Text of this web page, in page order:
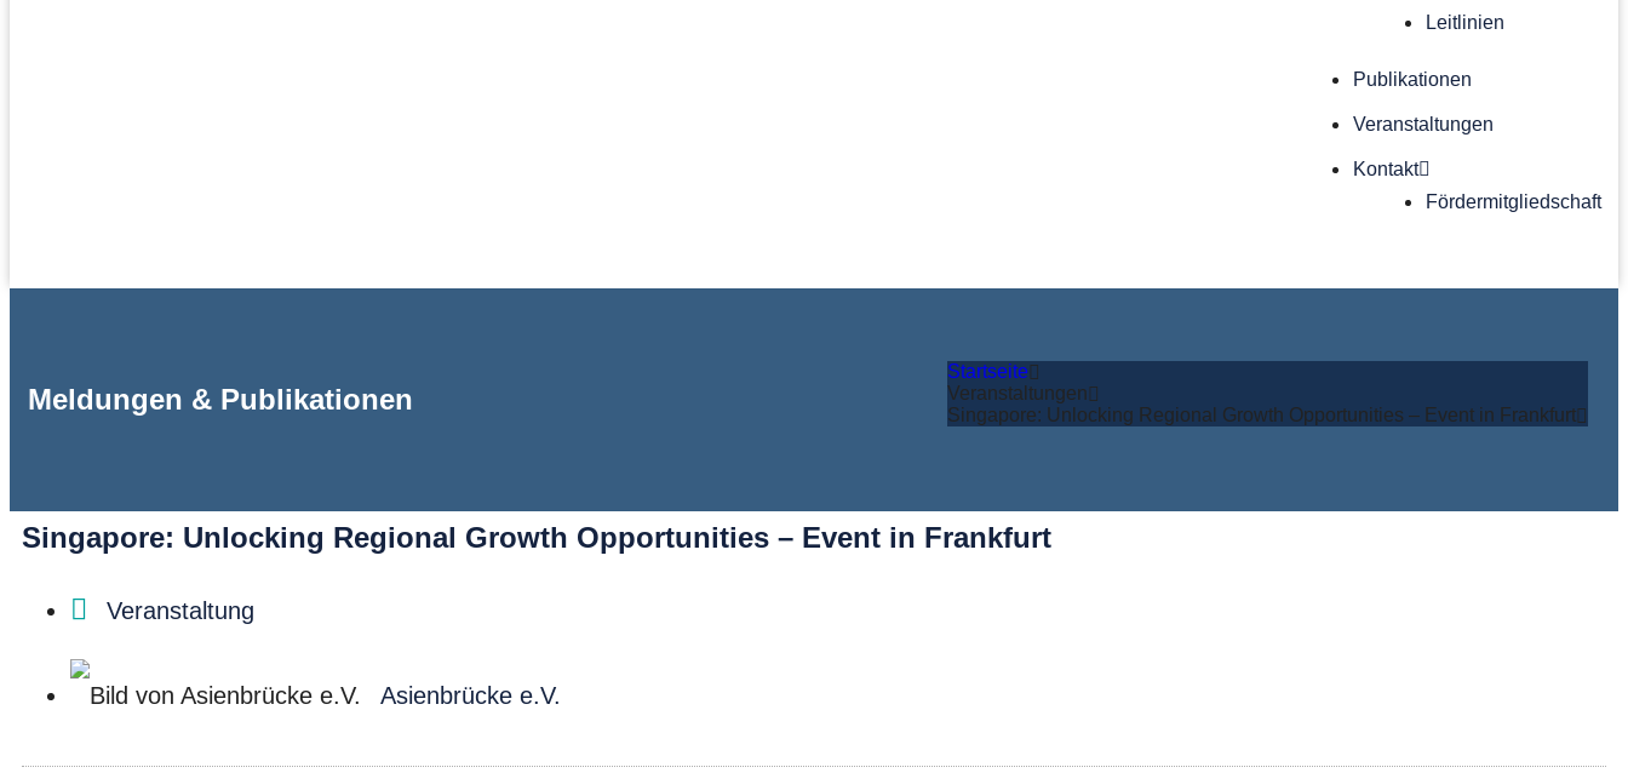
Leitlinien
Publikationen
Veranstaltungen
Kontakt
Förder­mitgliedschaft
Meldungen & Publikationen
Startseite
Veranstaltungen
Singapore: Unlocking Regional Growth Opportunities – Event in Frankfurt
Singapore: Unlocking Regional Growth Opportunities – Event in Frankfurt
Veranstaltung
Asienbrücke e.V.